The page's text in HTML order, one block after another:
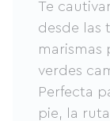
Te
desde las
marismas
verdes
Perfecta
pie, la